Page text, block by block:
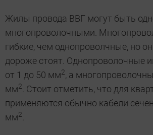
Жилы провода ВВГ могут быть
многопроволочными.
гибкие, чем однопроволчные, но
дороже стоят. Однопроволочные
от 1 до 50 мм2, а
мм2
. Стоит отметить, что для
применяются обычно кабели
мм2